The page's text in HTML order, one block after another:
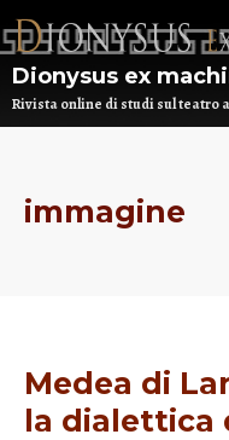
Dionysus ex
Rivista online di studi sul teatro
immagine
Medea di
la dialettica